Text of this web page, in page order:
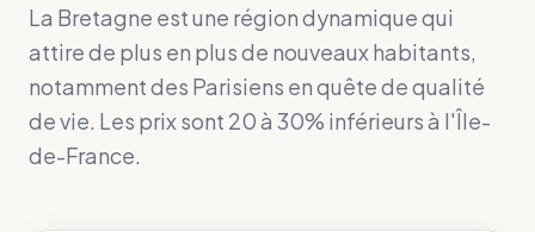
La Bretagne est une région dynamique qui
attire de plus en plus de nouveaux habitants,
notamment des Parisiens en quête de qualité
de vie. Les prix sont 20 à 30% inférieurs à l'Île-
de-France.